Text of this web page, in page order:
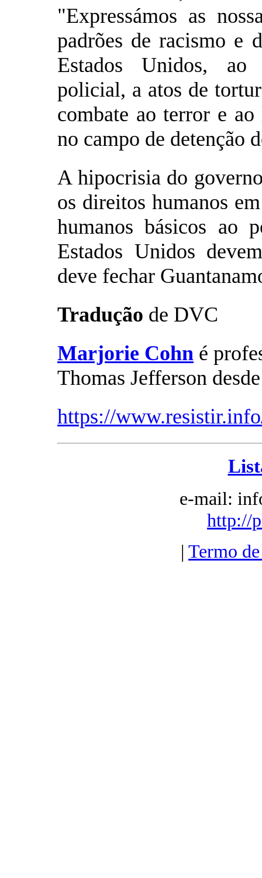
"Expressámos as
padrões de racismo e
Estados Unidos, ao
policial, a atos de
combate ao terror e
no campo de detenção
A hipocrisia do
os direitos humanos
humanos básicos ao
Estados Unidos
deve fechar
Tradução de DVC
Marjorie Cohn é
Thomas Jefferson
https://
e-mail:
http://
| Termo